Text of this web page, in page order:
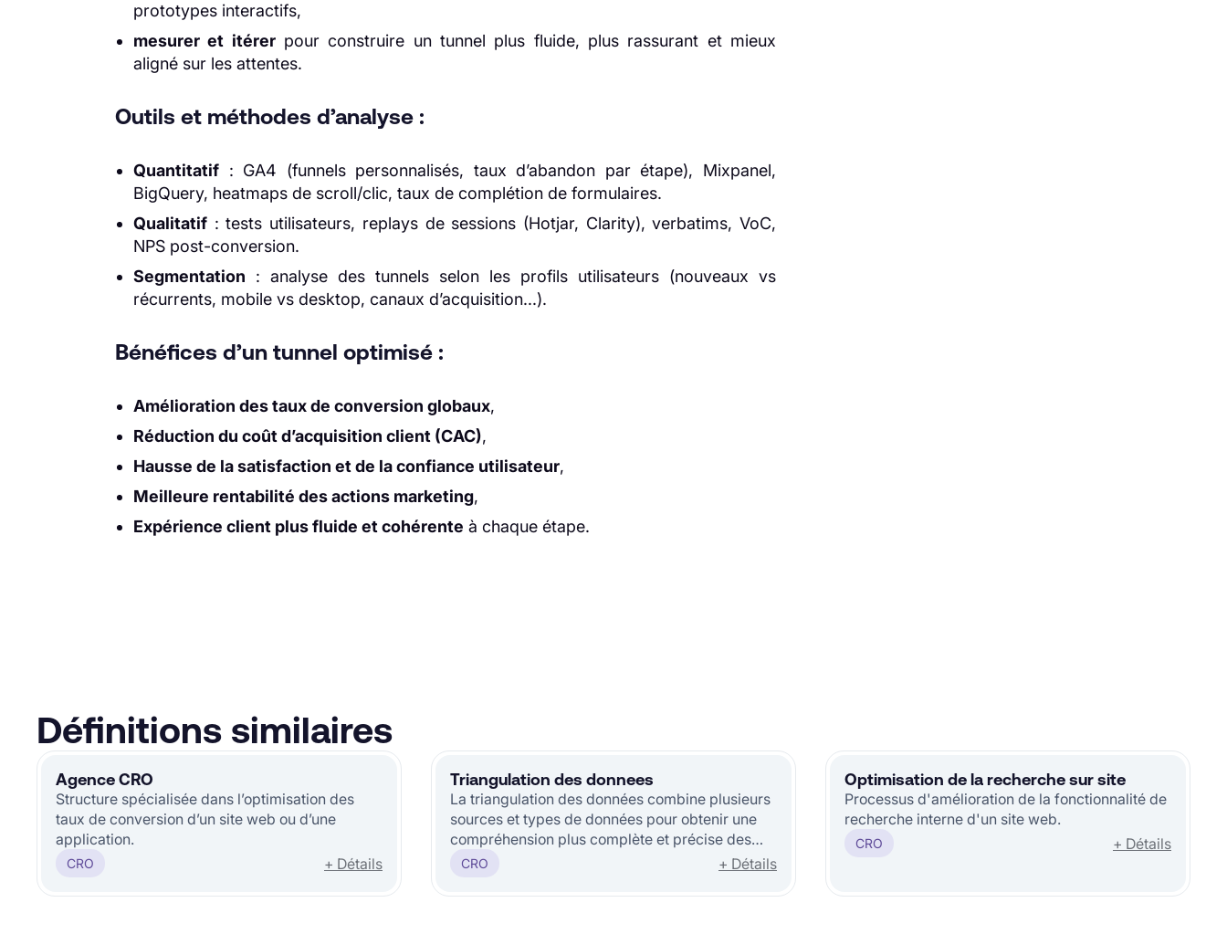
prototypes interactifs,
mesurer et itérerpour construire un tunnel plus fluide, plus rassurant et mieux
aligné sur les attentes.
Outils et méthodes d’analyse :
Quantitatif : GA4 (funnels personnalisés, taux d’abandon par étape), Mixpanel,
BigQuery, heatmaps de scroll/clic, taux de complétion de formulaires.
Qualitatif : tests utilisateurs, replays de sessions (Hotjar, Clarity), verbatims, VoC,
NPS post-conversion.
Segmentation : analyse des tunnels selon les profils utilisateurs (nouveaux vs
récurrents, mobile vs desktop, canaux d’acquisition...).
Bénéfices d’un tunnel optimisé :
Amélioration des taux de conversion globaux,
Réduction du coût d’acquisition client (CAC),
Hausse de la satisfaction et de la confiance utilisateur,
Meilleure rentabilité des actions marketing,
Expérience client plus fluide et cohérente à chaque étape.
Définitions similaires
Agence CRO
Structure spécialisée dans l’optimisation des
taux de conversion d’un site web ou d’une
application.
CRO + Détails
Triangulation des donnees
La triangulation des données combine plusieurs
sources et types de données pour obtenir une
compréhension plus complète et précise des
comportements et préférences des utilisateurs.
CRO + Détails
Optimisation de la recherche sur site
Processus d'amélioration de la fonctionnalité de
recherche interne d'un site web.
CRO + Détails